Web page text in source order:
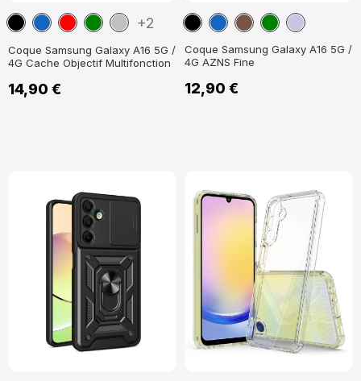
NoirBleuRouge
VertArgent
+2
Coque Samsung Galaxy A16 5G /
4G Cache Objectif Multifonction
14,90 €
NoirBleuMarron
VertViolet
Coque Samsung Galaxy A16 5G /
4G AZNS Fine
12,90 €